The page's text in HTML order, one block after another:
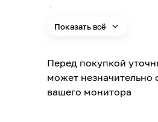
Страна производства
Модельный ряд
Длина
Показать всё
Перед покупкой
может незначительно
вашего монитора